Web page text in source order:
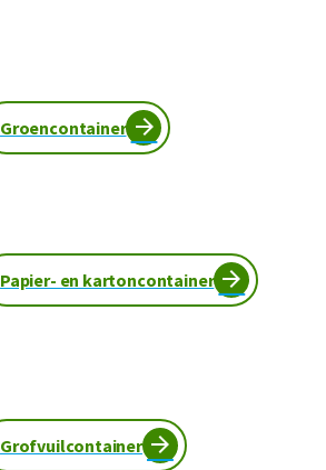
Groencontainer
Papier- en kartoncontainer
Grofvuilcontainer